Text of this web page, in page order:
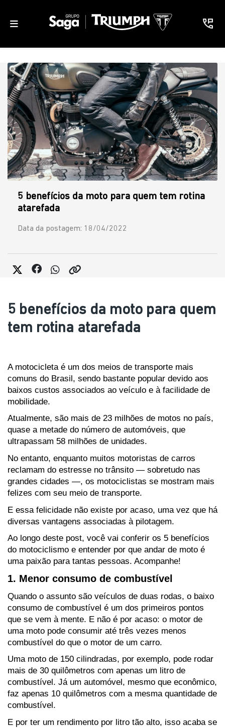
5 benefícios da moto para quem tem rotina
atarefada
Data da postagem: 18/04/2022
5 benefícios da moto para quem
tem rotina atarefada
A motocicleta é um dos meios de transporte mais
comuns do Brasil, sendo bastante popular devido aos
baixos custos associados ao veículo e à facilidade de
mobilidade.
Atualmente, são mais de 23 milhões de motos no país,
quase a metade do número de automóveis, que
ultrapassam 58 milhões de unidades.
No entanto, enquanto muitos motoristas de carros
reclamam do estresse no trânsito — sobretudo nas
grandes cidades —, os motociclistas se mostram mais
felizes com seu meio de transporte.
E essa felicidade não existe por acaso, uma vez que há
diversas vantagens associadas à pilotagem.
Ao longo deste post, você vai conferir os 5 benefícios
do motociclismo e entender por que andar de moto é
uma paixão para tantas pessoas. Acompanhe!
1. Menor consumo de combustível
Quando o assunto são veículos de duas rodas, o baixo
consumo de combustível é um dos primeiros pontos
que se vem à mente. E não é por acaso: o motor de
uma moto pode consumir até três vezes menos
combustível do que o motor de um carro.
Uma moto de 150 cilindradas, por exemplo, pode rodar
mais de 30 quilômetros com apenas um litro de
combustível. Já um automóvel, mesmo que econômico,
faz apenas 10 quilômetros com a mesma quantidade de
combustível.
E por ter um rendimento por litro tão alto, isso acaba se